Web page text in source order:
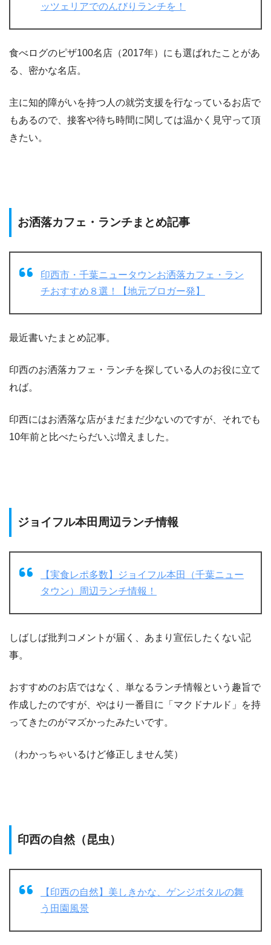
ッツェリアでのんびりランチを！
食べログのピザ100名店（2017年）にも選ばれたことがあ
る、密かな名店。
主に知的障がいを持つ人の就労支援を行なっているお店で
もあるので、接客や待ち時間に関しては温かく見守って頂
きたい。
お洒落カフェ・ランチまとめ記事
印西市・千葉ニュータウンお洒落カフェ・ラン
チおすすめ８選！【地元ブロガー発】
最近書いたまとめ記事。
印西のお洒落カフェ・ランチを探している人のお役に立て
れば。
印西にはお洒落な店がまだまだ少ないのですが、それでも
10年前と比べたらだいぶ増えました。
ジョイフル本田周辺ランチ情報
【実食レポ多数】ジョイフル本田（千葉ニュー
タウン）周辺ランチ情報！
しばしば批判コメントが届く、あまり宣伝したくない記
事。
おすすめのお店ではなく、単なるランチ情報という趣旨で
作成したのですが、やはり一番目に「マクドナルド」を持
ってきたのがマズかったみたいです。
（わかっちゃいるけど修正しません笑）
印西の自然（昆虫）
【印西の自然】美しきかな、ゲンジボタルの舞
う田園風景